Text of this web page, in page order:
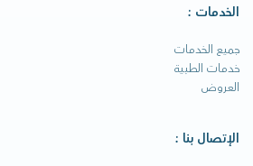
الخدمات :
جميع الخدمات
خدمات الطبية
العروض
الإتصال بنا :